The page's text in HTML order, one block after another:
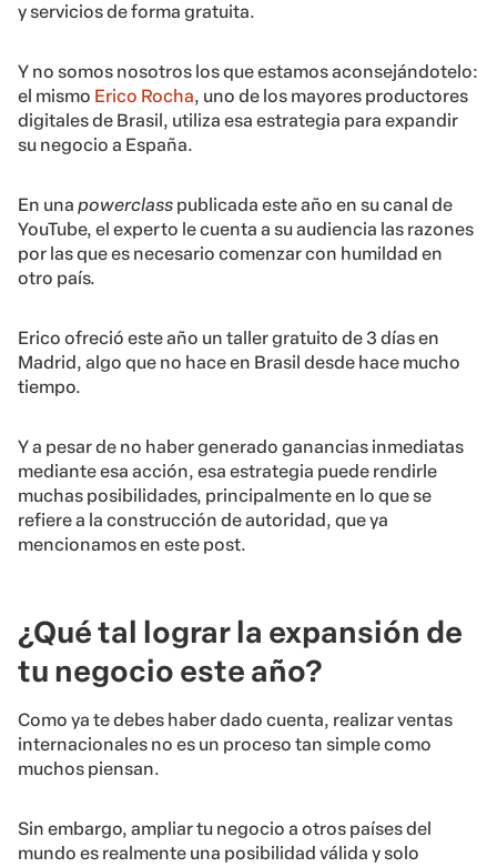
y servicios de forma gratuita.
Y no somos nosotros los que estamos aconsejándotelo:
el mismo Erico Rocha, uno de los mayores productores
digitales de Brasil, utiliza esa estrategia para expandir
su negocio a España.
En una powerclass publicada este año en su canal de
YouTube, el experto le cuenta a su audiencia las razones
por las que es necesario comenzar con humildad en
otro país.
Erico ofreció este año un taller gratuito de 3 días en
Madrid, algo que no hace en Brasil desde hace mucho
tiempo.
Y a pesar de no haber generado ganancias inmediatas
mediante esa acción, esa estrategia puede rendirle
muchas posibilidades, principalmente en lo que se
refiere a la construcción de autoridad, que ya
mencionamos en este post.
¿Qué tal lograr la expansión de
tu negocio este año?
Como ya te debes haber dado cuenta, realizar ventas
internacionales no es un proceso tan simple como
muchos piensan.
Sin embargo, ampliar tu negocio a otros países del
mundo es realmente una posibilidad válida y solo